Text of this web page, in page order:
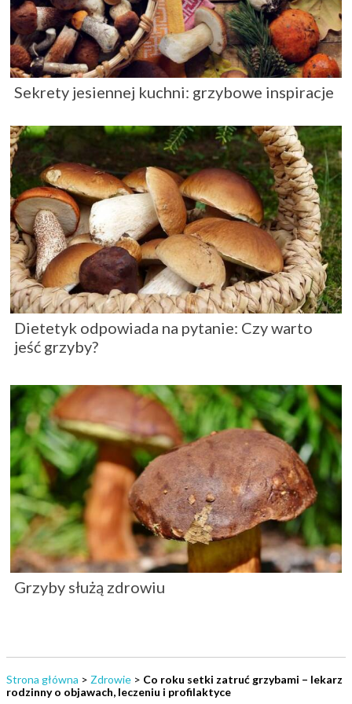
Sekrety jesiennej kuchni: grzybowe inspiracje
Dietetyk odpowiada na pytanie: Czy warto
jeść grzyby?
Grzyby służą zdrowiu
Strona główna > Zdrowie > Co roku setki zatruć grzybami – lekarz
rodzinny o objawach, leczeniu i profilaktyce